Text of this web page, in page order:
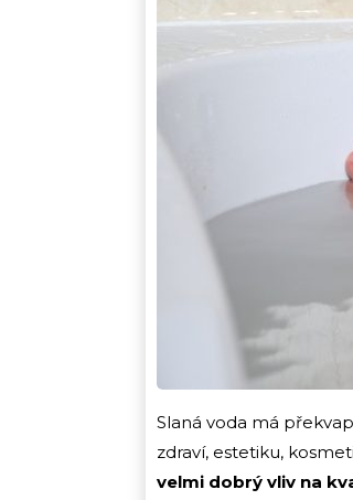
Slaná voda má
zdraví, estetiku,
velmi dobrý vliv na